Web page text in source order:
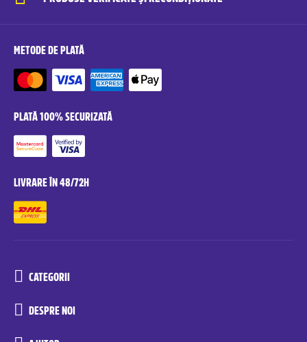
METODE DE PLATĂ
PLATĂ 100% SECURIZATĂ
LIVRARE ÎN 48/72H
CATEGORII
DESPRE NOI